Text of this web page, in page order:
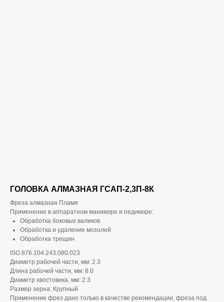
ГОЛОВКА АЛМАЗНАЯ ГСАП-2,3П-8К
Фреза алмазная Пламя
Применение в аппаратном маникюре и педикюре:
Обработка боковых валиков
Обработка и удаление мозолей
Обработка трещин
ISO 876.104.243.080.023
Диаметр рабочей части, мм: 2.3
Длина рабочей части, мм: 8.0
Диаметр хвостовика, мм: 2.3
Размер зерна: Крупный
Применение фрез дано только в качестве рекомендации, фреза под